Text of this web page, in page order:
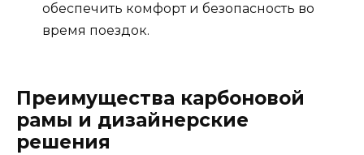
обеспечить комфорт и безопасность во
время поездок.
Преимущества карбоновой
рамы и дизайнерские
решения